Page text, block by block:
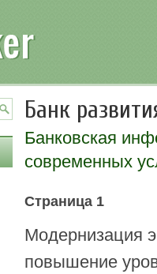
Банк
Банковская
современных
Страница 1
Модернизация
повышение